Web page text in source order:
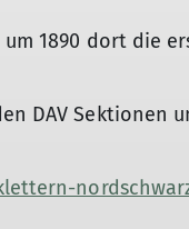
1890 dort die
DAV Sektionen